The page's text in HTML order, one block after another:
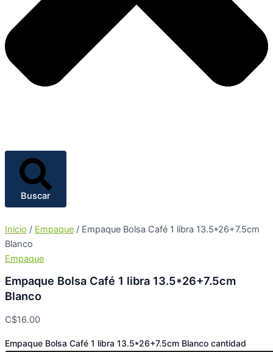
Buscar
Inicio / Empaque / Empaque Bolsa Café 1 libra 13.5*26+7.5cm
Blanco
Empaque
Empaque Bolsa Café 1 libra 13.5*26+7.5cm
Blanco
C$16.00
Empaque Bolsa Café 1 libra 13.5*26+7.5cm Blanco cantidad